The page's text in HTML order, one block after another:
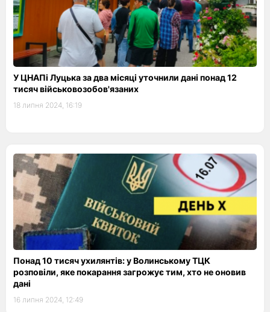
У ЦНАПі Луцька за два місяці уточнили дані понад 12
тисяч військовозобов'язаних
18 липня 2024, 16:19
Понад 10 тисяч ухилянтів: у Волинському ТЦК
розповіли, яке покарання загрожує тим, хто не оновив
дані
16 липня 2024, 12:49